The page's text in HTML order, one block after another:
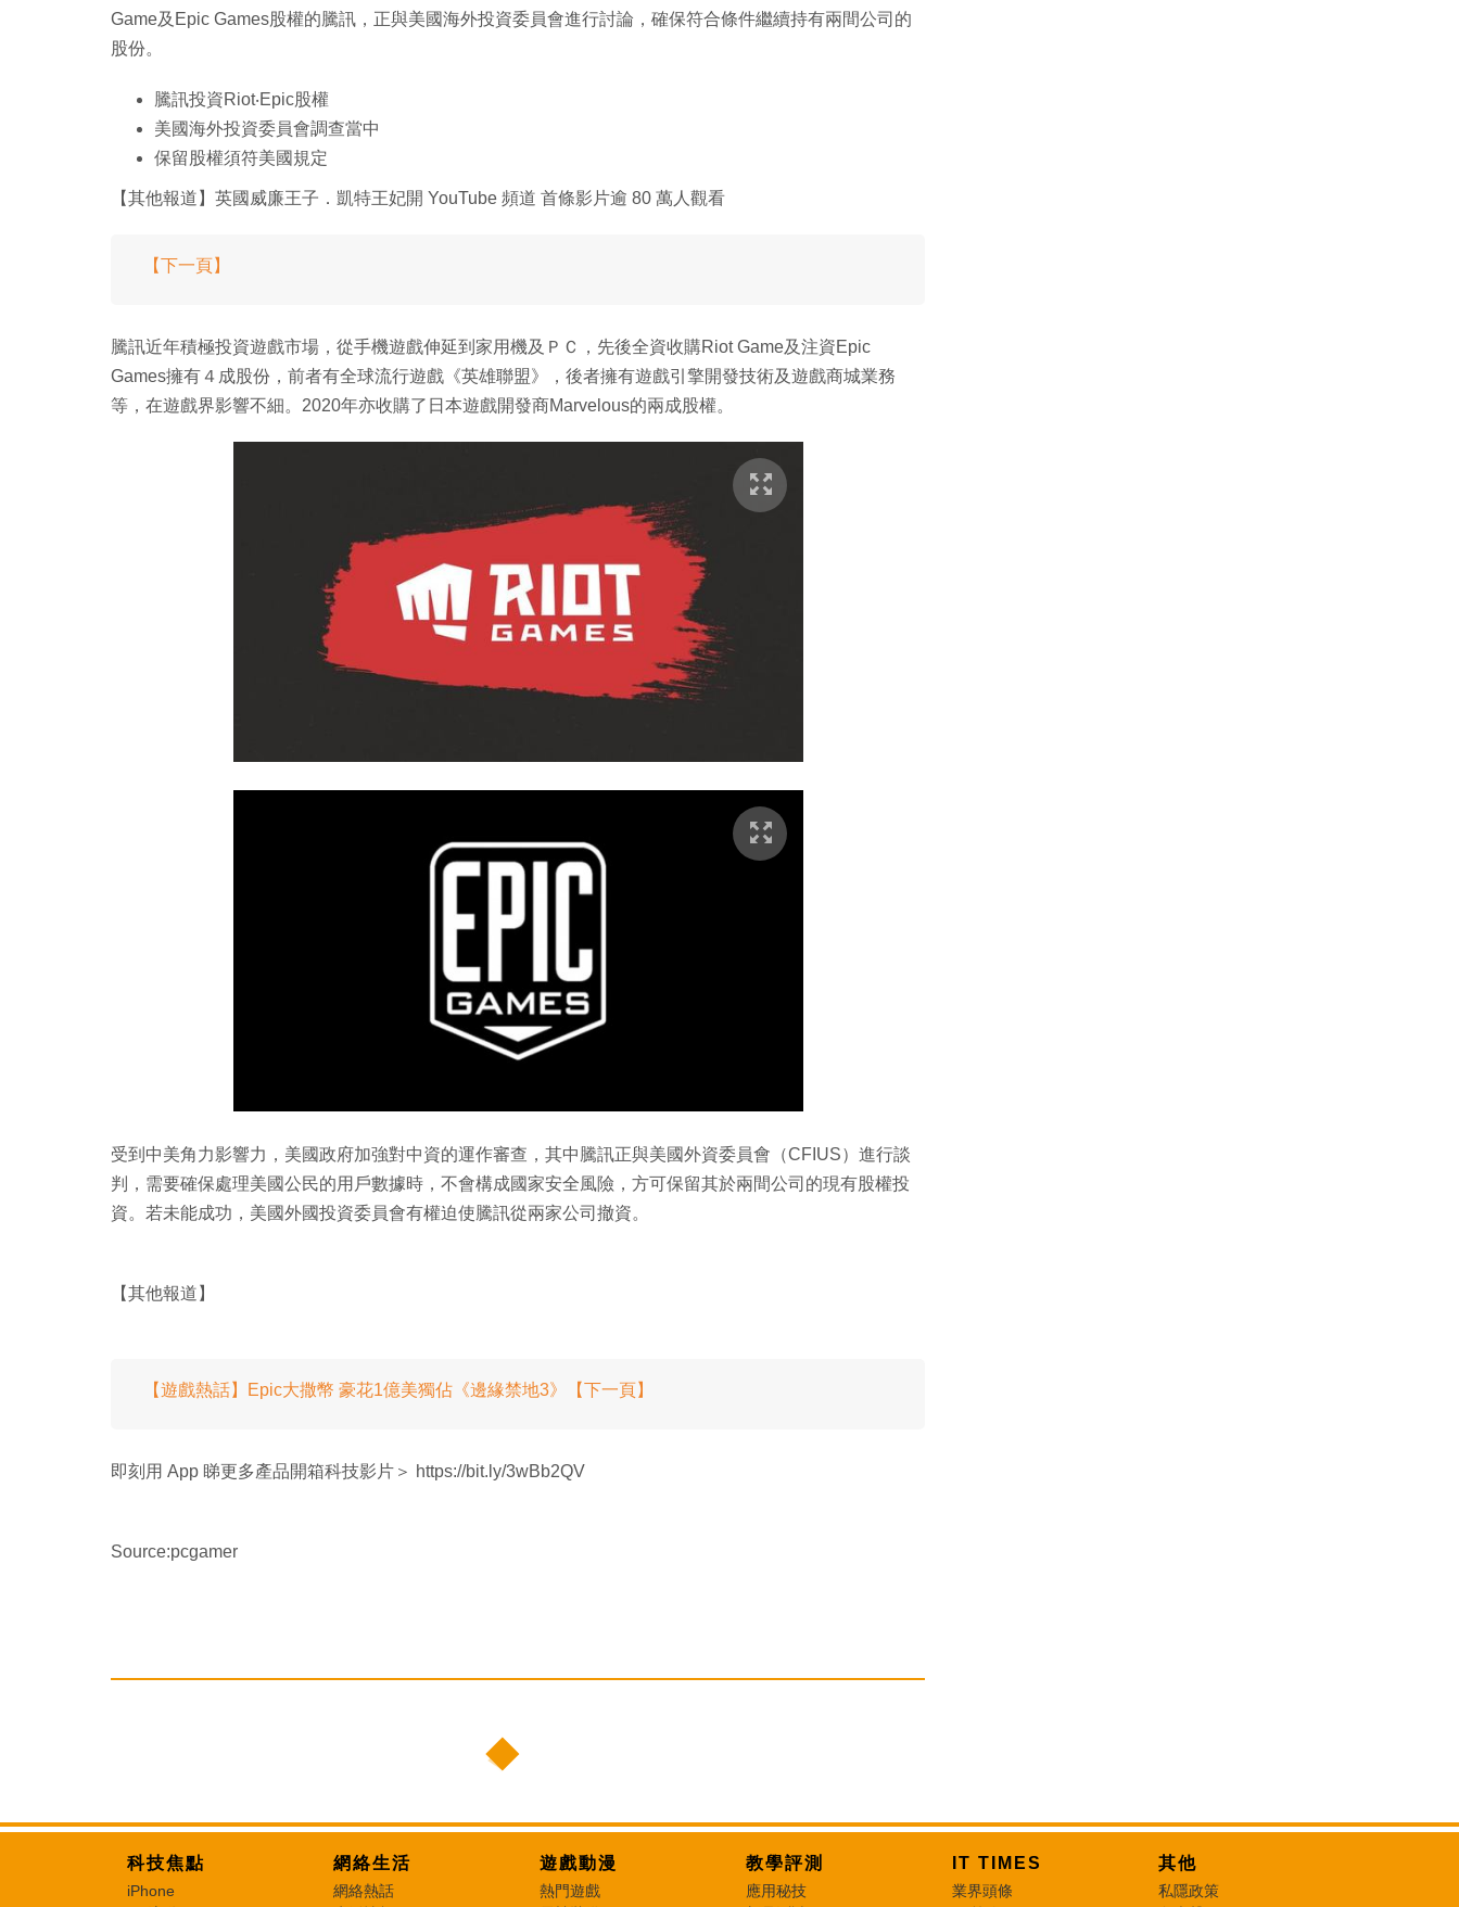
Game及Epic Games股權的騰訊，正與美國海外投資委員會進行討論，確保符合條件繼續持有兩間公司的
股份。
騰訊投資Riot‧Epic股權
美國海外投資委員會調查當中
保留股權須符美國規定
【其他報道】英國威廉王子．凱特王妃開 YouTube 頻道 首條影片逾 80 萬人觀看
【下一頁】
騰訊近年積極投資遊戲市場，從手機遊戲伸延到家用機及ＰＣ，先後全資收購Riot Game及注資Epic
Games擁有４成股份，前者有全球流行遊戲《英雄聯盟》，後者擁有遊戲引擎開發技術及遊戲商城業務
等，在遊戲界影響不細。2020年亦收購了日本遊戲開發商Marvelous的兩成股權。
受到中美角力影響力，美國政府加強對中資的運作審查，其中騰訊正與美國外資委員會（CFIUS）進行談
判，需要確保處理美國公民的用戶數據時，不會構成國家安全風險，方可保留其於兩間公司的現有股權投
資。若未能成功，美國外國投資委員會有權迫使騰訊從兩家公司撤資。
【其他報道】
【遊戲熱話】Epic大撒幣 豪花1億美獨佔《邊緣禁地3》【下一頁】
即刻用 App 睇更多產品開箱科技影片＞ https://bit.ly/3wBb2QV
Source:pcgamer
科技焦點
iPhone
網絡生活
網絡熱話
遊戲動漫
熱門遊戲
教學評測
應用秘技
IT TIMES
業界頭條
其他
私隱政策